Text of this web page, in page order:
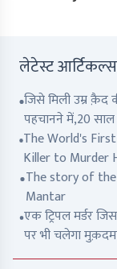
लेटेस्ट आर्टिकल्स
जिसे मिली उम्र क़ैद
पहचानने में,20
The World's
Killer to Murder
The story of
Mantar
एक ट्रिपल मर्डर
पर भी चलेगा